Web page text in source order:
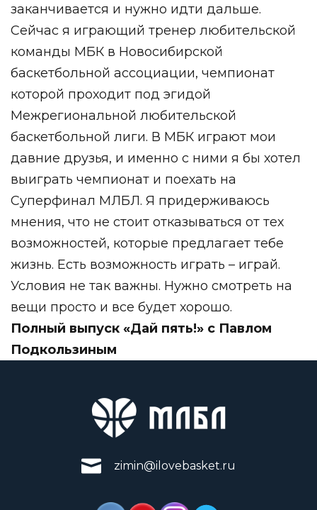
заканчивается и нужно идти дальше.
Сейчас я играющий тренер любительской
команды МБК в Новосибирской
баскетбольной ассоциации, чемпионат
которой проходит под эгидой
Межрегиональной любительской
баскетбольной лиги. В МБК играют мои
давние друзья, и именно с ними я бы хотел
выиграть чемпионат и поехать на
Суперфинал МЛБЛ. Я придерживаюсь
мнения, что не стоит отказываться от тех
возможностей, которые предлагает тебе
жизнь. Есть возможность играть – играй.
Условия не так важны. Нужно смотреть на
вещи просто и все будет хорошо.
Полный выпуск «Дай пять!» с Павлом
Подкользиным
zimin@ilovebasket.ru